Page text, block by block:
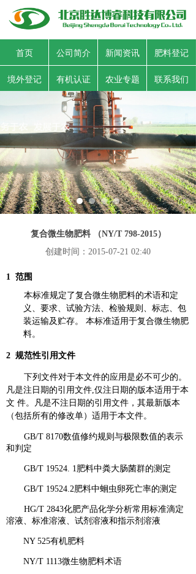
首页 公司简介 新闻资讯 肥料登记
境外登记 有机认证 农业专题 联系我们
复合微生物肥料 （NY/T 798-2015）
1 范围
本标准规定了复合微生物肥料的术语和定
义、要求、试验方法、检验规则、标志、包
装运输及贮存。 本标准适用于复合微生物肥
料。
2 规范性引用文件
下列文件对于本文件的应用是必不可少的。
凡是注日期的引用文件,仅注日期的版本适用于本
文 件。凡是不注日期的引用文件，其最新版本
（包括所有的修改单）适用于本文件。
GB/T 8170数值修约规则与极限数值的表示
和判定
GB/T 19524. 1肥料中粪大肠菌群的测定
GB/T 19524.2肥料中蛔虫卵死亡率的测定
HG/T 2843化肥产品化学分析常用标准滴定
溶液、标准溶液、试剂溶液和指示剂溶液
NY 525有机肥料
NY/T 1113微生物肥料术语
创建时间： 2015-07-21 02:40